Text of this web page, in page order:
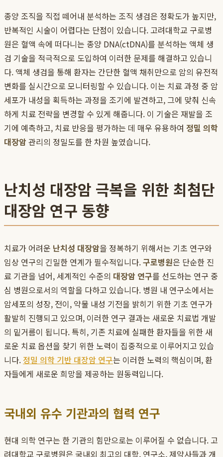
종양 조직을 직접 떼어내 분석하는 조직 생검은 정확도가 높지만,
반복적인 시술이 어렵다는 단점이 있습니다. 고려대학교 구로병
원은 혈액 속에 떠다니는 종양 DNA(ctDNA)를 분석하는 액체 생
검 기술을 적극적으로 도입하여 이러한 문제를 해결하고 있습니
다. 액체 생검을 통해 환자는 간단한 혈액 채취만으로 암의 유전적
변화를 실시간으로 모니터링할 수 있습니다. 이는 치료 과정 중 암
세포가 내성을 획득하는 과정을 조기에 발견하고, 그에 맞춰 신속
하게 치료 전략을 변경할 수 있게 해줍니다. 이 기술은 재발을 조
기에 예측하고, 치료 반응을 평가하는 데 매우 유용하여 정밀 의학
대장암 관리의 정밀도를 한 차원 높였습니다.
난치성 대장암 극복을 위한 최첨단
대장암 연구 동향
치료가 어려운 난치성 대장암을 정복하기 위해서는 기초 연구와
임상 연구의 긴밀한 연계가 필수적입니다.구로병원은 단순한 진
료 기관을 넘어, 세계적인 수준의 대장암 연구를 선도하는 연구 중
심 병원으로서의 역할을 다하고 있습니다. 병원 내 연구소에서는
암세포의 성장, 전이, 약물 내성 기전을 밝히기 위한 기초 연구가
활발히 진행되고 있으며, 이러한 연구 결과는 새로운 치료법 개발
의 밑거름이 됩니다. 특히, 기존 치료에 실패한 환자들을 위한 새
로운 치료 옵션을 찾기 위한 노력이 집중적으로 이루어지고 있습
니다. 정밀 의학 기반 대장암 연구는 이러한 노력의 핵심이며, 환
자들에게 새로운 희망을 제공하는 원동력입니다.
국내외 유수 기관과의 협력 연구
현대 의학 연구는 한 기관의 힘만으로는 이루어질 수 없습니다. 고
려대학교 구로병원은 국내외 최고의 대학, 연구소, 제약사들과 개